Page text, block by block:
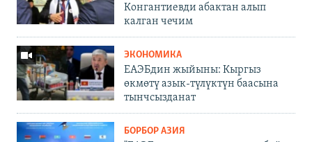
Конгантиевди абактан алып
калган чечим
ЭКОНОМИКА
ЕАЭБдин жыйыны: Кыргыз
өкмөтү азык-түлүктүн баасына
тынчсызданат
БОРБОР АЗИЯ